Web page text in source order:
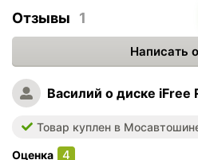
Отзывы 1
Написать
Василий о диске iFree
Товар куплен в
Оценка 4